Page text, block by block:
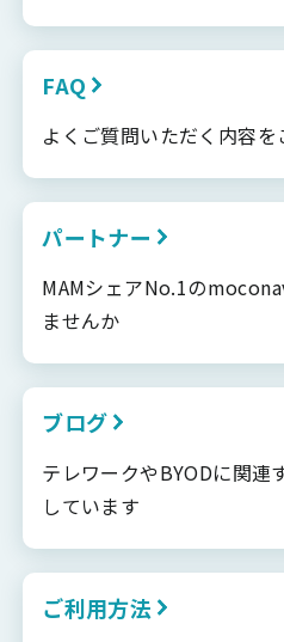
FAQ
よくご質問いただく内容を
パートナー
MAMシェアNo.1の
ませんか
ブログ
テレワークやBYODに関連
しています
ご利用方法